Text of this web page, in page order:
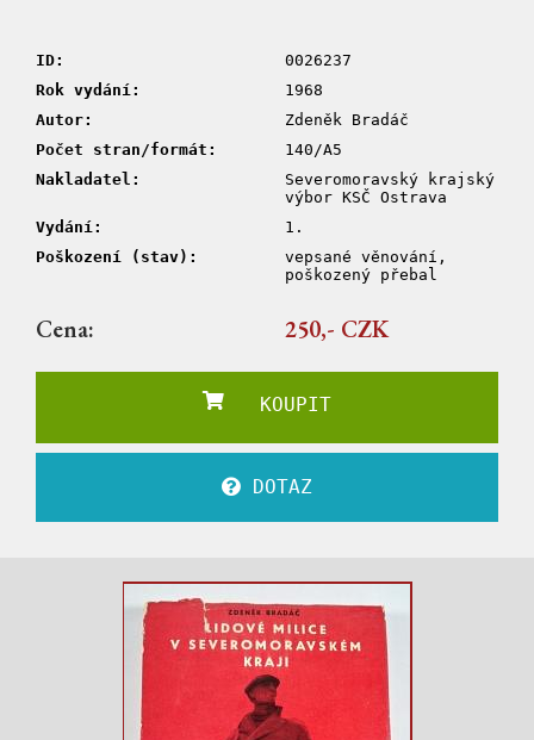
ID:
0026237
Rok vydání:
1968
Autor:
Zdeněk Bradáč
Počet stran/formát:
140/A5
Nakladatel:
Severomoravský krajský
výbor KSČ Ostrava
Vydání:
1.
Poškození (stav):
vepsané věnování,
poškozený přebal
Cena: 250,- CZK
KOUPIT
DOTAZ